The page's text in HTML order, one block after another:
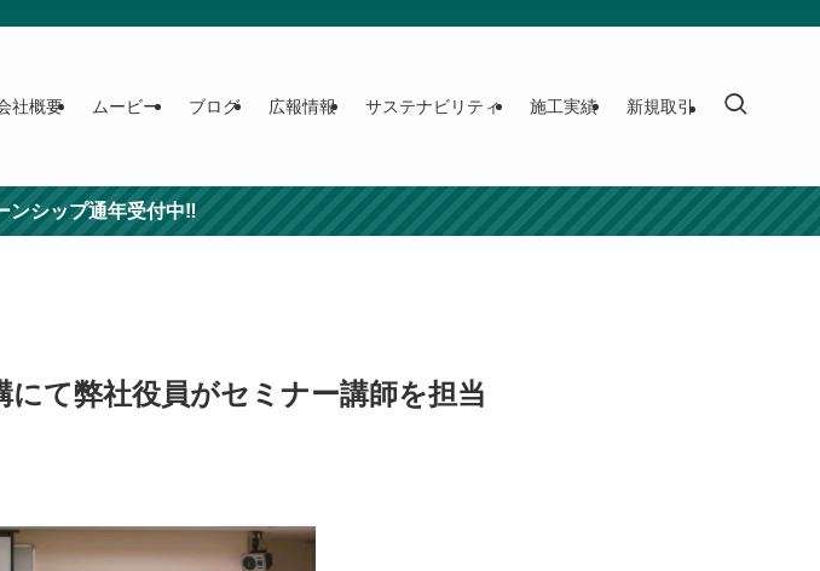
社概要 ムービー ブログ 広報情報 サステナビリティ 施工実績 新規取引
ンシップ通年受付中‼
て弊社役員がセミナー講師を担当